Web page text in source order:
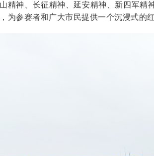
精神、长征精神、延安精神、新四军精
为参赛者和广大市民提供一个沉浸式的